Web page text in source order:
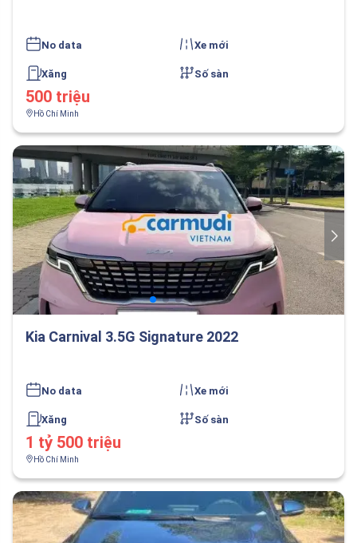
No data Xe mới
Xăng Số sàn
500 triệu
Hồ Chí Minh
Kia Carnival 3.5G Signature 2022
No data Xe mới
Xăng Số sàn
1 tỷ 500 triệu
Hồ Chí Minh